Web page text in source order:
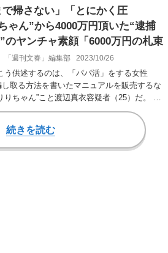
で帰さない」「とにかく圧
ゃん”から4000万円頂いた“逮捕
のヤンチャ素顔「6000万円の札束
「週刊文春」編集部 2023/10/26
う供述するのは、「パパ活」をする女性
取る方法を書いたマニュアルを販売するな
りちゃん”こと渡辺真衣容疑者（25）だ。 自
続きを読む